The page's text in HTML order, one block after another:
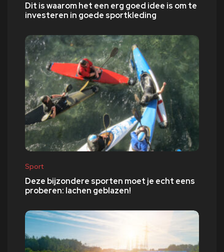
Dit is waarom het een erg goed idee is om te
investeren in goede sportkleding
Sport
Deze bijzondere sporten moet je echt eens
proberen: lachen geblazen!